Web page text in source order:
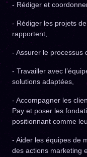
- Rédiger et
- Rédiger les projets
rapportent,
- Assurer le processus
- Travailler avec
solutions adaptées,
- Accompagner les
Pay et poser les
positionnant comme
- Aider les équipes de
des actions marketing